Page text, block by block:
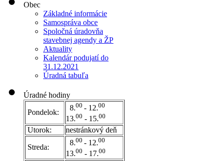
Obec
Základné informácie
Samospráva obce
Spoločná úradovňa
stavebnej agendy a ŽP
Aktuality
Kalendár podujatí do
31.12.2021
Úradná tabuľa
Úradné hodiny
Pondelok:
8.00 - 12.00
13.00 - 15.00
Utorok: nestránkový deň
Streda:
8.00 - 12.00
13.00 - 17.00